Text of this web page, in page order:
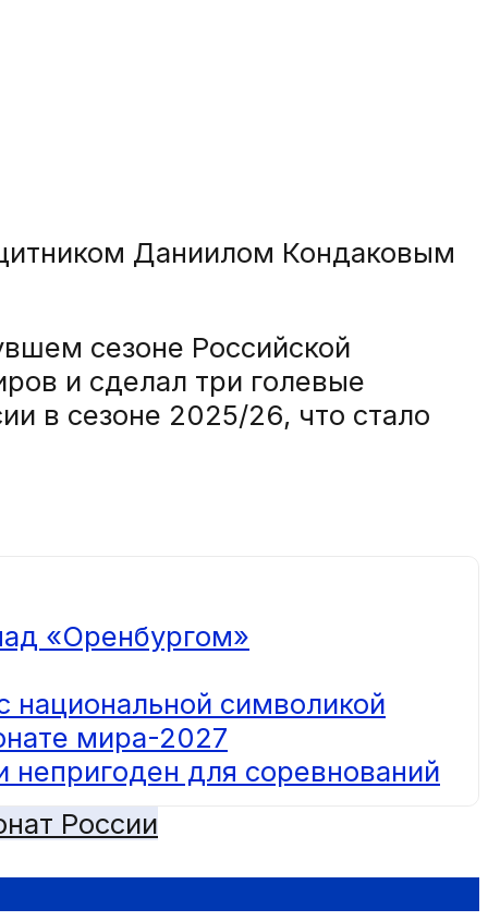
Даниилом Кондаковым
сезоне Российской
и сделал три голевые
в сезоне 2025/26, что стало
«Оренбургом»
национальной символикой
мира-2027
непригоден для соревнований
России